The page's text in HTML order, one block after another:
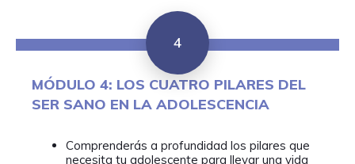
4
MÓDULO 4: LOS CUATRO PILARES DEL
SER SANO EN LA ADOLESCENCIA
Comprenderás a profundidad los pilares que
necesita tu adolescente para llevar una vida